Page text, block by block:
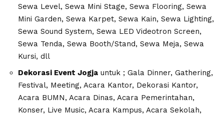
Sewa Level, Sewa Mini Stage, Sewa Flooring, Sewa
Mini Garden, Sewa Karpet, Sewa Kain, Sewa Lighting,
Sewa Sound System, Sewa LED Videotron Screen,
Sewa Tenda, Sewa Booth/Stand, Sewa Meja, Sewa
Kursi, dll
Dekorasi Event Jogja untuk ; Gala Dinner, Gathering,
Festival, Meeting, Acara Kantor, Dekorasi Kantor,
Acara BUMN, Acara Dinas, Acara Pemerintahan,
Konser, Live Music, Acara Kampus, Acara Sekolah,